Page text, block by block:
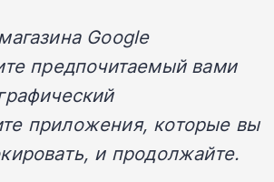
Google
предпочитаемый вами
приложения, которые вы
и продолжайте.